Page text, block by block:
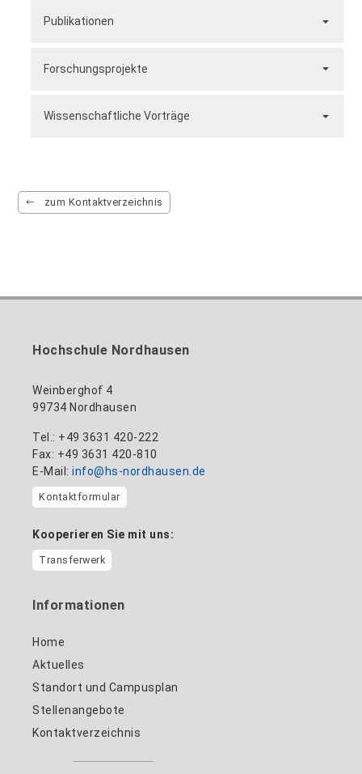
Publikationen
Forschungsprojekte
Wissenschaftliche Vorträge
zum Kontaktverzeichnis
Hochschule Nordhausen
Weinberghof 4
99734 Nordhausen
Tel.: +49 3631 420-222
Fax: +49 3631 420-810
E-Mail: info@hs-nordhausen.de
Kontaktformular
Kooperieren Sie mit uns:
Transferwerk
Informationen
Home
Aktuelles
Standort und Campusplan
Stellenangebote
Kontaktverzeichnis